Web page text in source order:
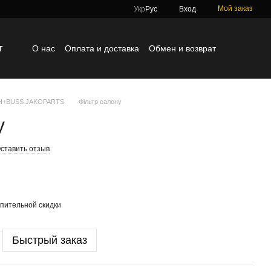
Укр Рус Вход Мой заказ
О нас Оплата и доставка
Обмен и возврат
JAKOPARTS Фільтр салону
отзыв
скидки
Быстрый заказ